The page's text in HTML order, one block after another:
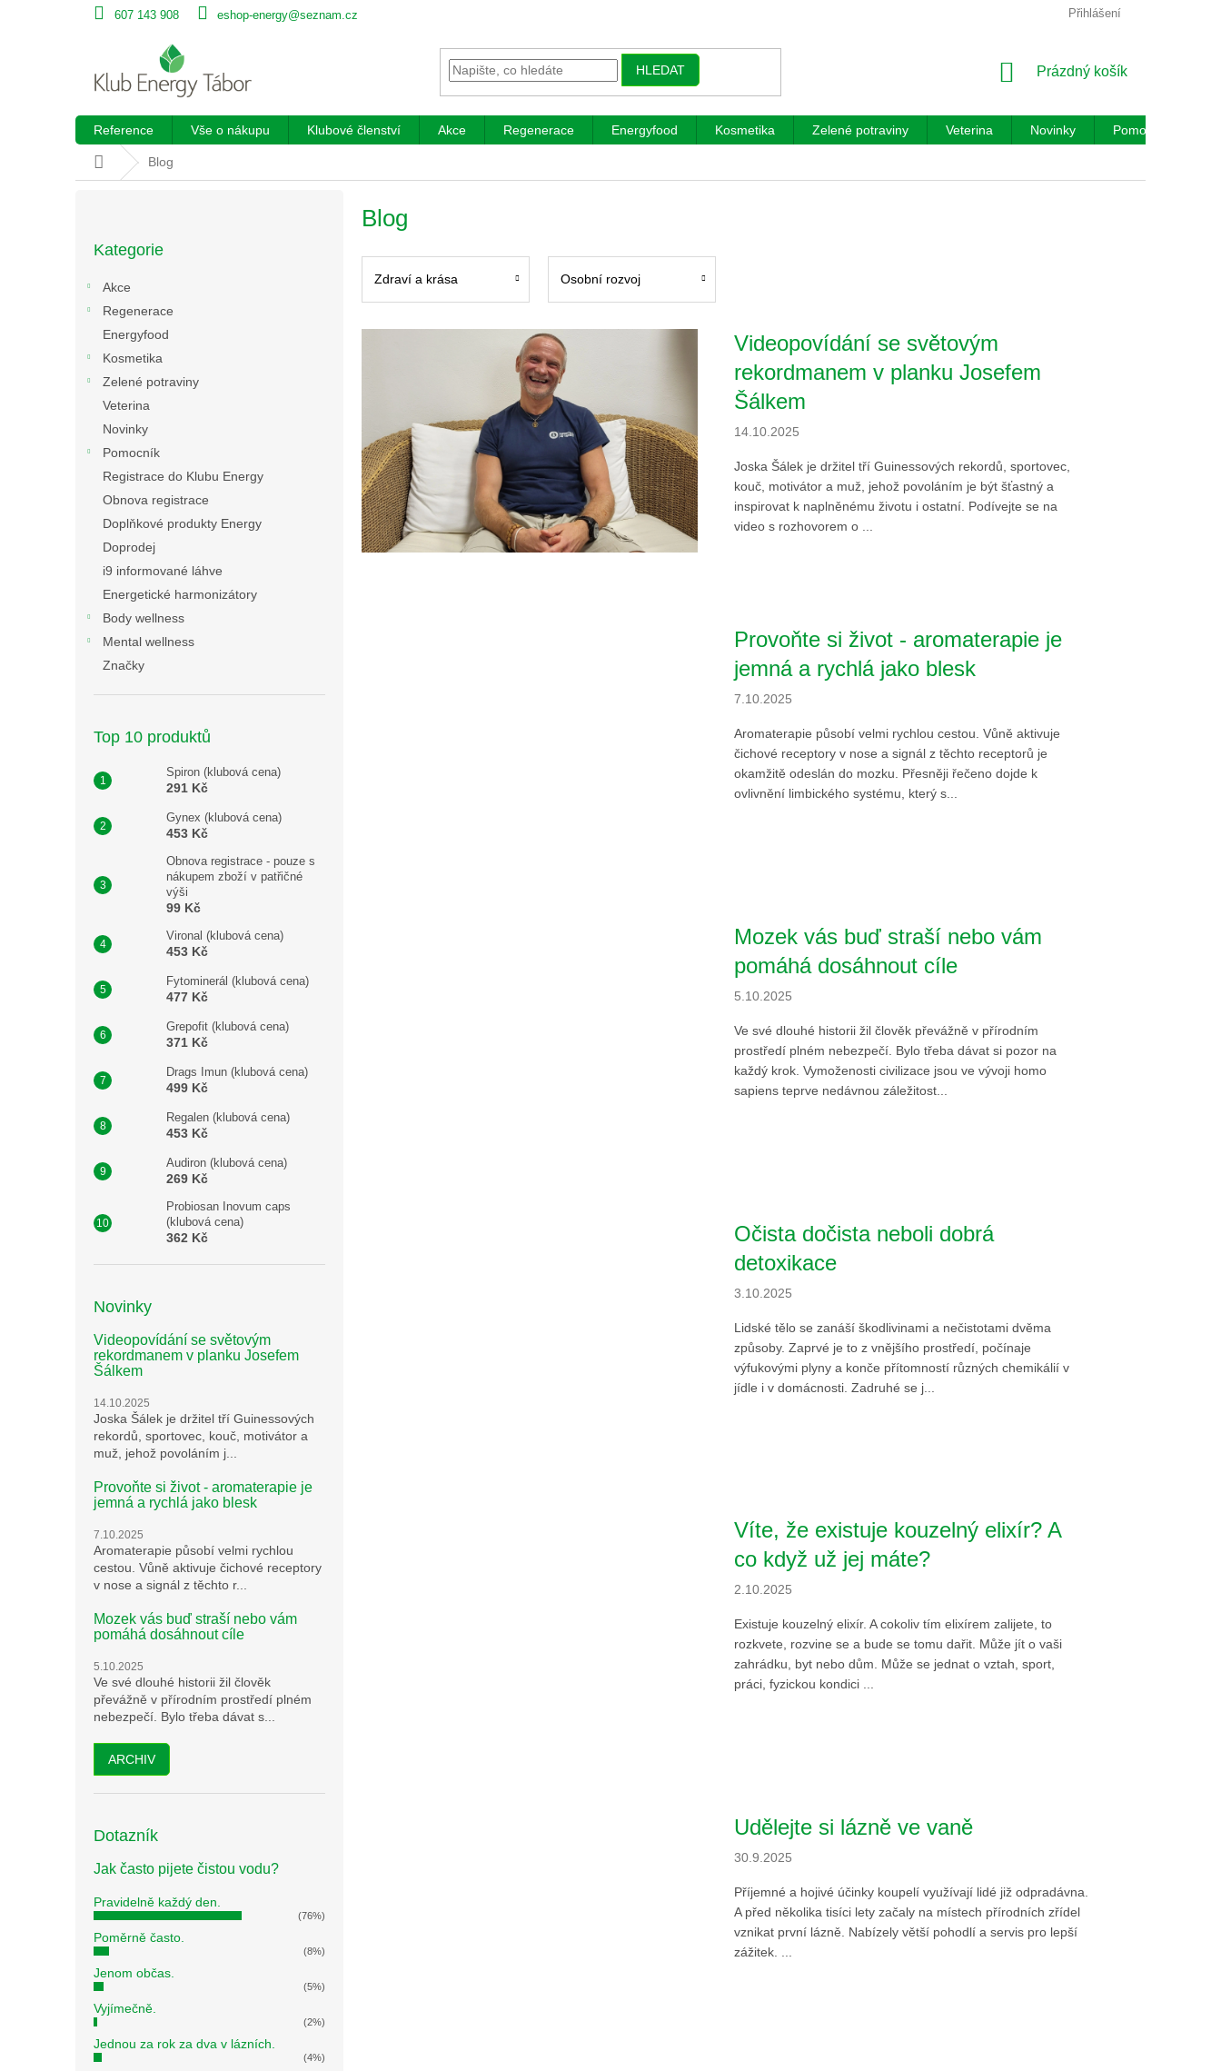
607 143 908 eshop-energy@seznam.cz Přihlášení
HLEDAT
NÁKUPNÍ
Prázdný košík
Reference Vše o nákupu Klubové členství Akce Regenerace Energyfood Kosmetika Zelené potraviny Veterina Novinky Pomocník
Domů Blog
kategorie
Kategorie
Akce
Regenerace
Energyfood
Kosmetika
Zelené potraviny
Veterina
Novinky
Pomocník
Registrace do Klubu Energy
Obnova registrace
Doplňkové produkty Energy
Doprodej
i9 informované láhve
Energetické harmonizátory
Body wellness
Mental wellness
Značky
Top 10 produktů
Spiron (klubová cena)
291 Kč
Gynex (klubová cena)
453 Kč
Obnova registrace - pouze s
nákupem zboží v patřičné
výši
99 Kč
Vironal (klubová cena)
453 Kč
Fytominerál (klubová cena)
477 Kč
Grepofit (klubová cena)
371 Kč
Drags Imun (klubová cena)
499 Kč
Regalen (klubová cena)
453 Kč
Audiron (klubová cena)
269 Kč
Probiosan Inovum caps
(klubová cena)
362 Kč
Novinky
Videopovídání se světovým
rekordmanem v planku Josefem
Šálkem
14.10.2025
Joska Šálek je držitel tří Guinessových
rekordů, sportovec, kouč, motivátor a
muž, jehož povoláním j...
Provoňte si život - aromaterapie je
jemná a rychlá jako blesk
7.10.2025
Aromaterapie působí velmi rychlou
cestou. Vůně aktivuje čichové receptory
v nose a signál z těchto r...
Mozek vás buď straší nebo vám
pomáhá dosáhnout cíle
5.10.2025
Ve své dlouhé historii žil člověk
převážně v přírodním prostředí plném
nebezpečí. Bylo třeba dávat s...
ARCHIV
Dotazník
Jak často pijete čistou vodu?
Pravidelně každý den.
(76%)
Poměrně často.
(8%)
Jenom občas.
(5%)
Vyjímečně.
(2%)
Jednou za rok za dva v lázních.
(4%)
Blog
Zdraví a krása Osobní rozvoj
l
á
n
k
ů
Videopovídání se světovým
rekordmanem v planku Josefem
Šálkem
14.10.2025
Joska Šálek je držitel tří Guinessových rekordů, sportovec,
kouč, motivátor a muž, jehož povoláním je být šťastný a
inspirovat k naplněnému životu i ostatní. Podívejte se na
video s rozhovorem o ...
Provoňte si život - aromaterapie je
jemná a rychlá jako blesk
7.10.2025
Aromaterapie působí velmi rychlou cestou. Vůně aktivuje
čichové receptory v nose a signál z těchto receptorů je
okamžitě odeslán do mozku. Přesněji řečeno dojde k
ovlivnění limbického systému, který s...
Mozek vás buď straší nebo vám
pomáhá dosáhnout cíle
5.10.2025
Ve své dlouhé historii žil člověk převážně v přírodním
prostředí plném nebezpečí. Bylo třeba dávat si pozor na
každý krok. Vymoženosti civilizace jsou ve vývoji homo
sapiens teprve nedávnou záležitost...
Očista dočista neboli dobrá
detoxikace
3.10.2025
Lidské tělo se zanáší škodlivinami a nečistotami dvěma
způsoby. Zaprvé je to z vnějšího prostředí, počínaje
výfukovými plyny a konče přítomností různých chemikálií v
jídle i v domácnosti. Zadruhé se j...
Víte, že existuje kouzelný elixír? A
co když už jej máte?
2.10.2025
Existuje kouzelný elixír. A cokoliv tím elixírem zalijete, to
rozkvete, rozvine se a bude se tomu dařit. Může jít o vaši
zahrádku, byt nebo dům. Může se jednat o vztah, sport,
práci, fyzickou kondici ...
Udělejte si lázně ve vaně
30.9.2025
Příjemné a hojivé účinky koupelí využívají lidé již odpradávna.
A před několika tisíci lety začaly na místech přírodních zřídel
vznikat první lázně. Nabízely větší pohodlí a servis pro lepší
zážitek. ...